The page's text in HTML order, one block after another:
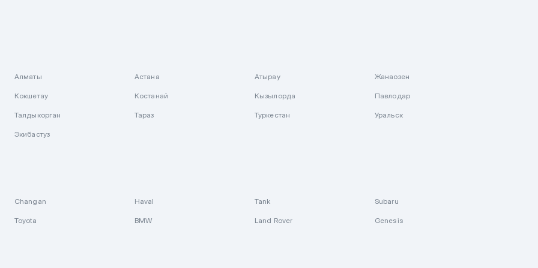
Алматы Астана Атырау Жанаозен
Кокшетау Костанай Кызылорда Павлодар
Талдыкорган Тараз Туркестан Уральск
Экибастуз
Changan Haval Tank Subaru
Toyota BMW Land Rover Genesis